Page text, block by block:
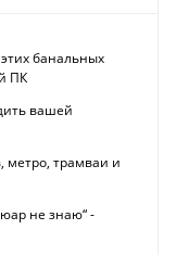
банальных
ПК
вашей
метро, трамваи и
не знаю“ -